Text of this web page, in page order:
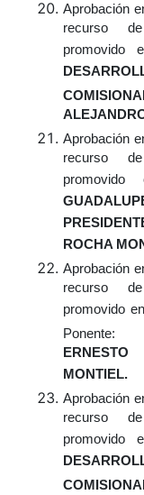
Aprobación
recurso
promovido
Aprobación
recurso
ROCHA
Aprobación
recurso
promovido
MONTIEL.
Aprobación
recurso
promovido